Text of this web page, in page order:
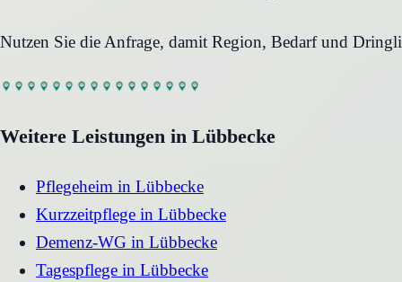
Nutzen Sie die Anfrage, damit Region, Bedarf und
Weitere Leistungen in Lübbecke
Pflegeheim in Lübbecke
Kurzzeitpflege in Lübbecke
Demenz-WG in Lübbecke
Tagespflege in Lübbecke